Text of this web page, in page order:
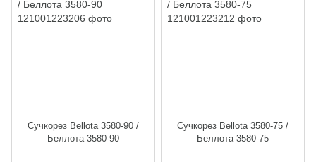
Сучкорез Bellota 3580-90 /
Беллота 3580-90
Сучкорез Bellota 3580-75 /
Беллота 3580-75